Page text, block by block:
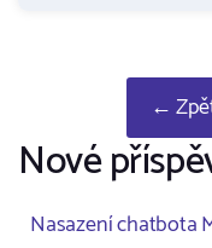
←
Nové
Nasazení chatbota